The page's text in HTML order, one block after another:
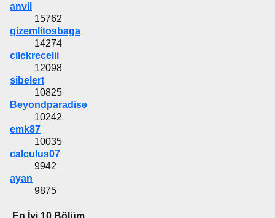
anvil
15762
gizemlitosbaga
14274
cilekrecelii
12098
sibelert
10825
Beyondparadise
10242
emk87
10035
calculus07
9942
ayan
9875
En İyi 10 Bölüm